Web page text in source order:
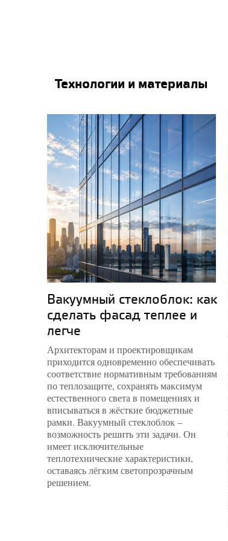
Технологии и материалы
Вакуумный стеклоблок: как
сделать фасад теплее и
легче
Архитекторам и проектировщикам
приходится одновременно обеспечивать
соответствие нормативным требованиям
по теплозащите, сохранять максимум
естественного света в помещениях и
вписываться в жёсткие бюджетные
рамки. Вакуумный стеклоблок –
возможность решить эти задачи. Он
имеет исключительные
теплотехнические характеристики,
оставаясь лёгким светопрозрачным
решением.